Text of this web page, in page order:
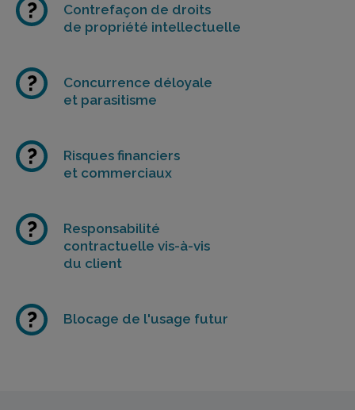
Contrefaçon de droits
de propriété intellectuelle
Concurrence déloyale
et parasitisme
Risques financiers
et commerciaux
Responsabilité
contractuelle vis-à-vis
du client
Blocage de l'usage futur